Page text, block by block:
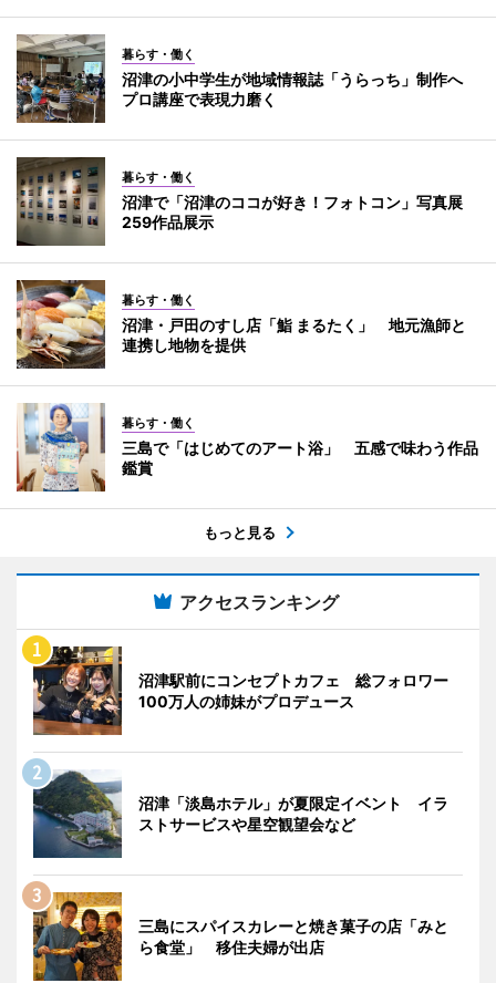
暮らす・働く
沼津の小中学生が地域情報誌「うらっち」制作へ
プロ講座で表現力磨く
暮らす・働く
沼津で「沼津のココが好き！フォトコン」写真展
259作品展示
暮らす・働く
沼津・戸田のすし店「鮨 まるたく」 地元漁師と
連携し地物を提供
暮らす・働く
三島で「はじめてのアート浴」 五感で味わう作品
鑑賞
もっと見る
アクセスランキング
沼津駅前にコンセプトカフェ 総フォロワー
100万人の姉妹がプロデュース
沼津「淡島ホテル」が夏限定イベント イラ
ストサービスや星空観望会など
三島にスパイスカレーと焼き菓子の店「みと
ら食堂」 移住夫婦が出店